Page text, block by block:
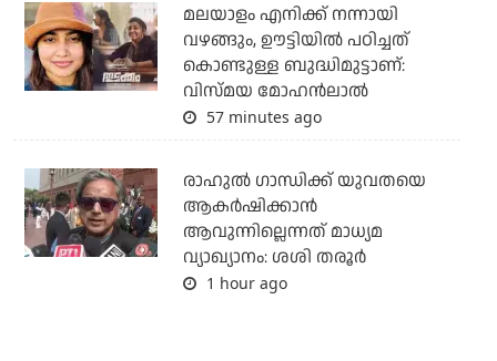
മലയാളം എനിക്ക് നന്നായി
വഴങ്ങും, ഊട്ടിയില്‍ പഠിച്ചത്
കൊണ്ടുള്ള ബുദ്ധിമുട്ടാണ്:
വിസ്മയ മോഹന്‍ലാല്‍
57 minutes ago
രാഹുല്‍ ഗാന്ധിക്ക് യുവതയെ
ആകര്‍ഷിക്കാന്‍
ആവുന്നില്ലെന്നത് മാധ്യമ
വ്യാഖ്യാനം: ശശി തരൂര്‍
1 hour ago